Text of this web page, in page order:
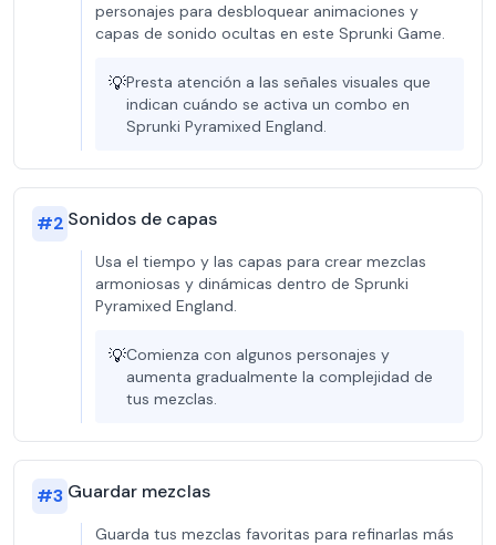
personajes para desbloquear animaciones y
capas de sonido ocultas en este Sprunki Game.
💡Presta atención a las señales visuales que
indican cuándo se activa un combo en
Sprunki Pyramixed England.
#2 Sonidos de capas
Usa el tiempo y las capas para crear mezclas
armoniosas y dinámicas dentro de Sprunki
Pyramixed England.
💡Comienza con algunos personajes y
aumenta gradualmente la complejidad de
tus mezclas.
#3 Guardar mezclas
Guarda tus mezclas favoritas para refinarlas más